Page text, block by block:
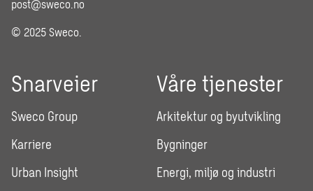
post@sweco.no
© 2025 Sweco.
Snarveier
Sweco Group
Karriere
Urban Insight
Våre tjenester
Arkitektur og byutvikling
Bygninger
Energi, miljø og industri